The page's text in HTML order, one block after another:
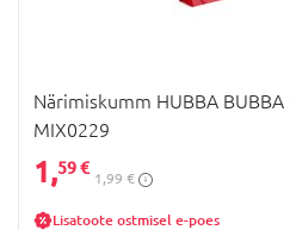
Närimiskumm HUBBA BUBBA
MIX0229
1,59 €
1,99 €
Lisatoote ostmisel e-poes